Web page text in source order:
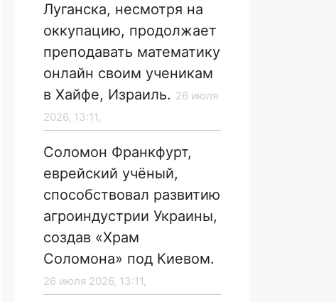
Луганска, несмотря на
оккупацию, продолжает
преподавать математику
онлайн своим ученикам
в Хайфе, Израиль. 26 июля
2026, 13:11,
Соломон Франкфурт,
еврейский учёный,
способствовал развитию
агроиндустрии Украины,
создав «Храм
Соломона» под Киевом.
26 июля 2026, 13:11,